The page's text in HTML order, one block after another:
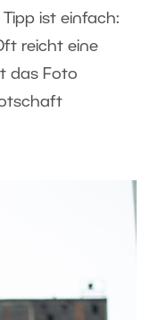
ist einfach:
reicht eine
das Foto